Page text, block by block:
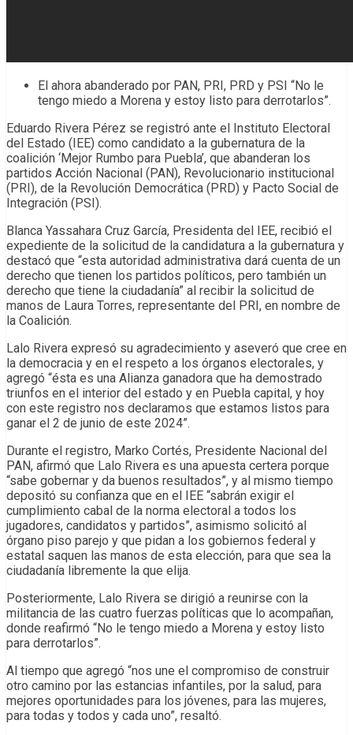
El ahora abanderado por PAN, PRI, PRD y PSI “No le
tengo miedo a Morena y estoy listo para derrotarlos”.
Eduardo Rivera Pérez se registró ante el Instituto Electoral
del Estado (IEE) como candidato a la gubernatura de la
coalición ‘Mejor Rumbo para Puebla’, que abanderan los
partidos Acción Nacional (PAN), Revolucionario institucional
(PRI), de la Revolución Democrática (PRD) y Pacto Social de
Integración (PSI).
Blanca Yassahara Cruz García, Presidenta del IEE, recibió el
expediente de la solicitud de la candidatura a la gubernatura y
destacó que “esta autoridad administrativa dará cuenta de un
derecho que tienen los partidos políticos, pero también un
derecho que tiene la ciudadanía” al recibir la solicitud de
manos de Laura Torres, representante del PRI, en nombre de
la Coalición.
Lalo Rivera expresó su agradecimiento y aseveró que cree en
la democracia y en el respeto a los órganos electorales, y
agregó “ésta es una Alianza ganadora que ha demostrado
triunfos en el interior del estado y en Puebla capital, y hoy
con este registro nos declaramos que estamos listos para
ganar el 2 de junio de este 2024”.
Durante el registro, Marko Cortés, Presidente Nacional del
PAN, afirmó que Lalo Rivera es una apuesta certera porque
“sabe gobernar y da buenos resultados”, y al mismo tiempo
depositó su confianza que en el IEE “sabrán exigir el
cumplimiento cabal de la norma electoral a todos los
jugadores, candidatos y partidos”, asimismo solicitó al
órgano piso parejo y que pidan a los gobiernos federal y
estatal saquen las manos de esta elección, para que sea la
ciudadanía libremente la que elija.
Posteriormente, Lalo Rivera se dirigió a reunirse con la
militancia de las cuatro fuerzas políticas que lo acompañan,
donde reafirmó “No le tengo miedo a Morena y estoy listo
para derrotarlos”.
Al tiempo que agregó “nos une el compromiso de construir
otro camino por las estancias infantiles, por la salud, para
mejores oportunidades para los jóvenes, para las mujeres,
para todas y todos y cada uno”, resaltó.